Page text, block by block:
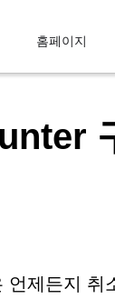
홈페이지
언제든지 취